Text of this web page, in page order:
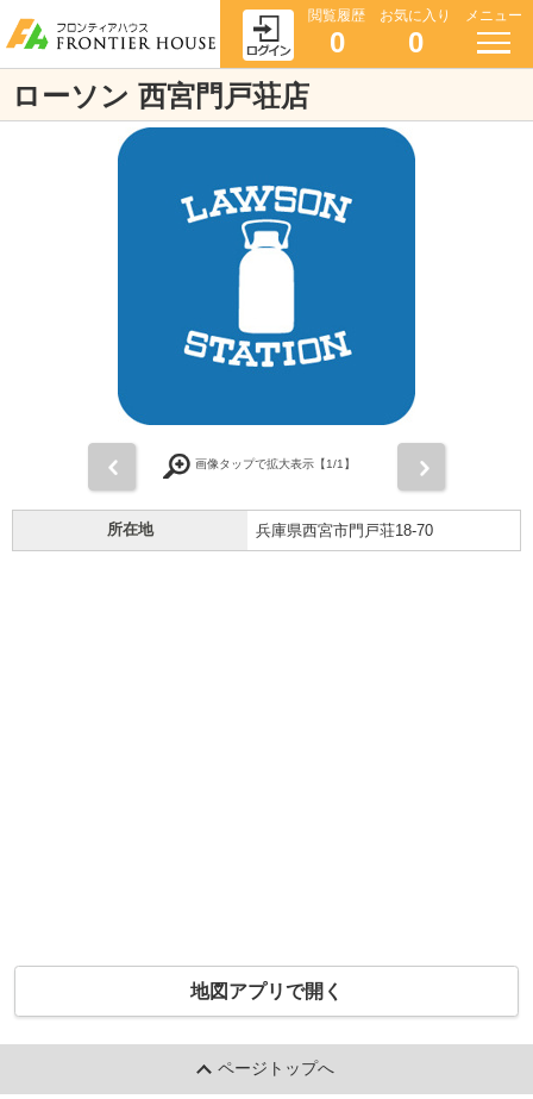
閲覧履歴
0
お気に入り
0
メニュー
ローソン 西宮門戸荘店
画像タップで拡大表示【1/1】
所在地 兵庫県西宮市門戸荘18-70
地図アプリで開く
ページトップへ